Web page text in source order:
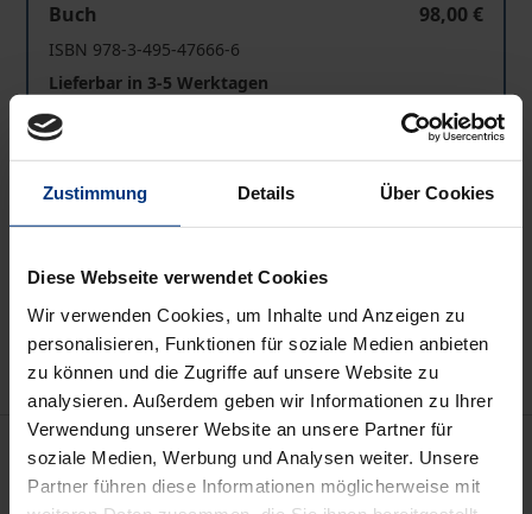
Zustimmung Details Über Cookies
Diese Webseite verwendet Cookies
Wir verwenden Cookies, um Inhalte und Anzeigen zu
personalisieren, Funktionen für soziale Medien anbieten
zu können und die Zugriffe auf unsere Website zu
analysieren. Außerdem geben wir Informationen zu Ihrer
Verwendung unserer Website an unsere Partner für
soziale Medien, Werbung und Analysen weiter. Unsere
Partner führen diese Informationen möglicherweise mit
Buch
98,00 €
ISBN 978-3-495-47666-6
Lieferbar in 3-5 Werktagen
Preisangaben inkl. MwSt. Abhängig von der Lieferadresse
kann die MwSt. an der Kasse variieren.
Hinweise zu Versandkosten
Beschreibung